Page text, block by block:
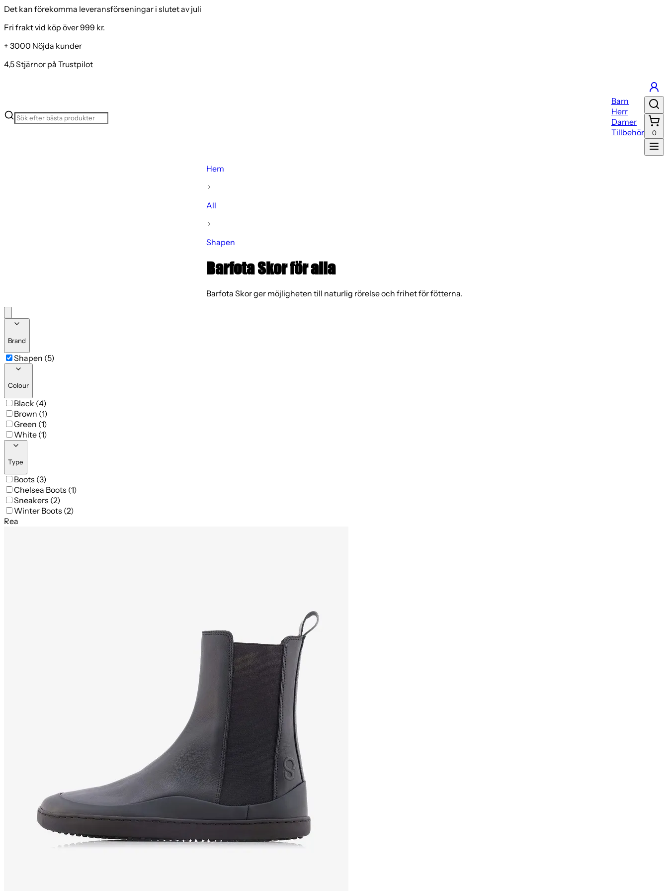
Det kan förekomma leveransförseningar i slutet av juli
Fri frakt vid köp över 999 kr.
+ 3000 Nöjda kunder
4,5 Stjärnor på Trustpilot
Barn
Herr
Damer
Tillbehör
0
Hem
All
Shapen
Barfota Skor för alla
Barfota Skor ger möjligheten till naturlig rörelse och frihet för fötterna.
Brand
Shapen (5)
Colour
Black (4)
Brown (1)
Green (1)
White (1)
Type
Boots (3)
Chelsea Boots (1)
Sneakers (2)
Winter Boots (2)
Rea